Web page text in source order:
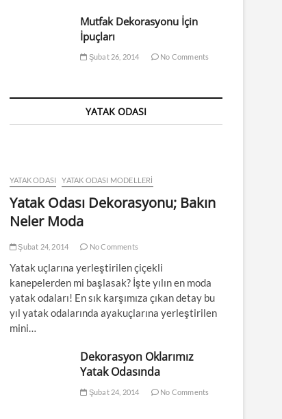
Mutfak Dekorasyonu İçin
İpuçları
Şubat 26, 2014 No Comments
YATAK ODASI
YATAK ODASI YATAK ODASI MODELLERI
Yatak Odası Dekorasyonu; Bakın
Neler Moda
Şubat 24, 2014 No Comments
Yatak uçlarına yerleştirilen çiçekli
kanepelerden mi başlasak? İşte yılın en moda
yatak odaları! En sık karşımıza çıkan detay bu
yıl yatak odalarında ayakuçlarına yerleştirilen
mini…
Dekorasyon Oklarımız
Yatak Odasında
Şubat 24, 2014 No Comments